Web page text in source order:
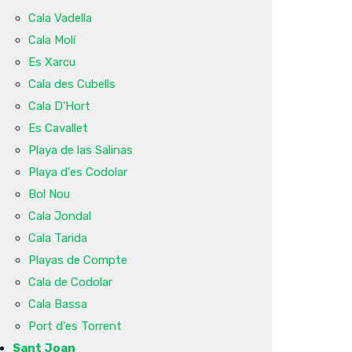
Cala Vadella
Cala Molí
Es Xarcu
Cala des Cubells
Cala D'Hort
Es Cavallet
Playa de las Salinas
Playa d'es Codolar
Bol Nou
Cala Jondal
Cala Tarida
Playas de Compte
Cala de Codolar
Cala Bassa
Port d'es Torrent
Sant Joan